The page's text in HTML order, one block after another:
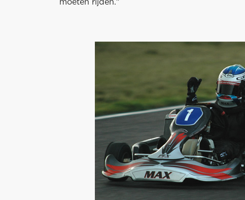
moeten rijden."